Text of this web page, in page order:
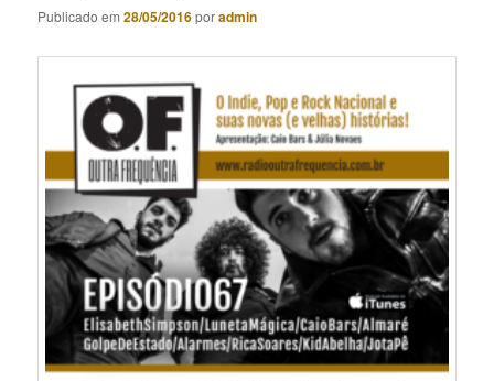
Publicado em28/05/2016poradmin